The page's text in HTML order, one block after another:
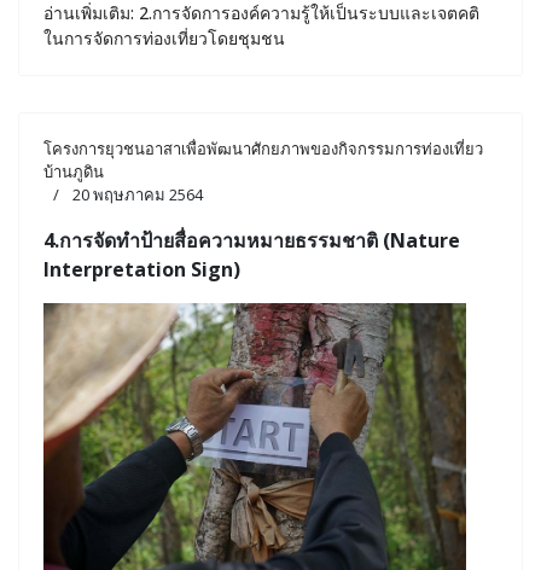
อ่านเพิ่มเติม: 2.การจัดการองค์ความรู้ให้เป็นระบบและเจตคติ
ในการจัดการท่องเที่ยวโดยชุมชน
โครงการยุวชนอาสาเพื่อพัฒนาศักยภาพของกิจกรรมการท่องเที่ยว
บ้านภูดิน
20 พฤษภาคม 2564
4.การจัดทำป้ายสื่อความหมายธรรมชาติ (Nature
Interpretation Sign)